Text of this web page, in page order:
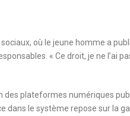
où le jeune homme a
« Ce droit, je ne l’ai
plateformes numériques
dans le système repose sur la